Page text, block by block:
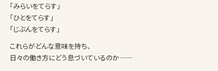
「みらいをてらす」
「ひとをてらす」
「じぶんをてらす」
これらがどんな意味を持ち、
日々の働き方にどう息づいているのか——